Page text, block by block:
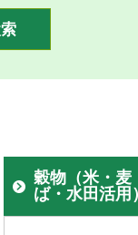
穀物（米・麦
ば・水田活用）